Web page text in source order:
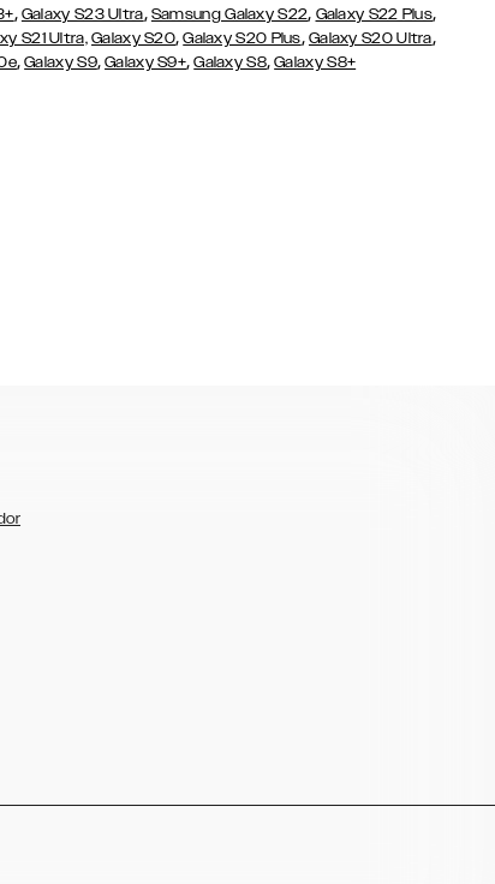
, Galaxy S23 Ultra, Samsung Galaxy S22, Galaxy S22 Plus,
S21 Ultra, Galaxy S20,Galaxy S20 Plus, Galaxy S20 Ultra,
,Galaxy S9,Galaxy S9+,Galaxy S8,Galaxy S8+